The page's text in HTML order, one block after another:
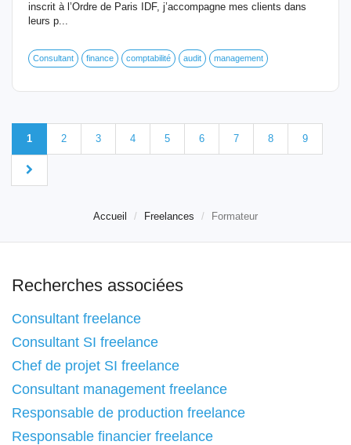
inscrit à l’Ordre de Paris IDF, j’accompagne mes clients dans
leurs p...
Consultant finance comptabilité audit management
1 2 3 4 5 6 7 8 9
Accueil Freelances Formateur
Recherches associées
Consultant freelance
Consultant SI freelance
Chef de projet SI freelance
Consultant management freelance
Responsable de production freelance
Responsable financier freelance